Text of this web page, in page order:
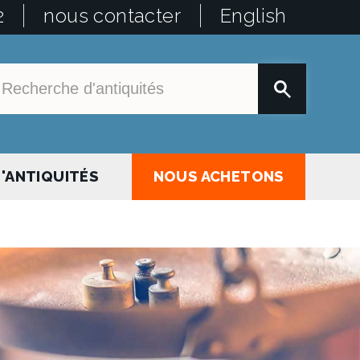
nous contacter English
NOUS ACHETONS